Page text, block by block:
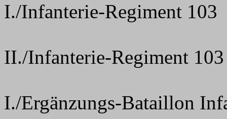
I./Infanterie-Regiment 103
II./Infanterie-Regiment 103
I./Ergänzungs-Bataillon